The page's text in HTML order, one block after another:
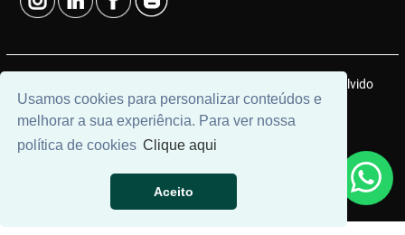
Usamos cookies para personalizar conteúdos e
melhorar a sua experiência. Para ver nossa
política de cookies Clique aqui
Aceito
© 2026 | Painel Connect Imóveis | CRECI: 12910-J | Desenvolvido
porUniversal Software.